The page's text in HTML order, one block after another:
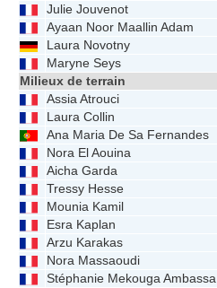
Julie Jouvenot
Ayaan Noor Maallin Adam
Laura Novotny
Maryne Seys
Milieux de terrain
Assia Atrouci
Laura Collin
Ana Maria De Sa Fernandes
Nora El Aouina
Aicha Garda
Tressy Hesse
Mounia Kamil
Esra Kaplan
Arzu Karakas
Nora Massaoudi
Stéphanie Mekouga Ambassa